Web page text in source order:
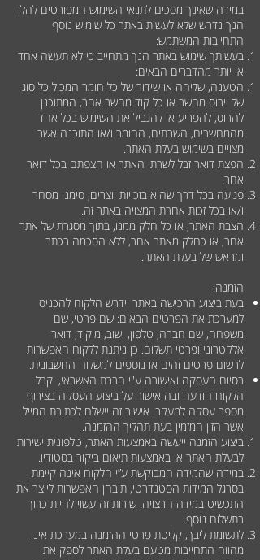
במידה שאינך מסכים לתנאי השימוש המפורטים להלן
הנך נדרש שלא לעשות באתר כל שימוש נוסף
התחייבות המשתמש:
בעשותך שימוש באתר הנך מתחייב כי לא תעשה אחד
או יותר מהדברים הבאים:
הטענה, שליחה או שידור של כל חומר המכיל כל סוג
של וירוס מחשב או כל קוד מחשב אחר, המתוכנן
להרוס, להפריע או להגביל את השימוש בכל אחד
מהמחשבים, השרתים, החומר ו/או התוכנה אשר
מצויים בשימוש בעלת האתר.
הפצת דואר זבל לשרתי האתר או הצפתם בכל דואר
אחר.
פגיעה בכל דרך שהיא בזכויות יוצרים, סימני מסחר
ו/או בכל זכות אחרת המצויה באתר זה.
הצבת האתר, או כל חלק ממנו, בתוך מסגרת של אתר
אחר, או כחלק מאתר אחר, ללא הסכמה בכתב
ומראש של בעלת האתר.
הזמנה:
בעת ביצוע הרכישה באתר יידרש הלקוח להכניס
למערכת את הפרטים הבאים: שם פרטי, שם
משפחה, שם חברה, טלפון, ישוב, מיקוד, דואר
אלקטרוני ופרטי תשלום. כן ניתנת ללקוח האפשרות
לרשום פרטים זהים או נוספים למשלוח החשבונית.
בסיום העסקה ואישורה ע"י חברת האשראי, יקבל
הלקוח הודעה ובה אישור על ביצוע העסקה בצירוף
מספר עסקה למעקב. אישור זה יישלח לכתובת המייל
אשר הזין המזמין בעת תהליך ההזמנה.
ביצוע הזמנה ייעשה באמצעות האתר, טלפונית ישירות
לבעלת האתר או באמצעות תיאום ביקור בסטודיו.
במידה שהמידה המבוקשת ע”י הלקוח אינה קיימת
בסרגל המידות הסטנדרטי, תיבחן האפשרות לייצר את
התכשיט במידה הרצויה. שירות זה עשוי להיות כרוך
בתשלום נוסף.
לתשומת ליבך, קליטת פרטי ההזמנה במערכת אינו
מהווה התחייבות מטעם בעלת האתר לספק את